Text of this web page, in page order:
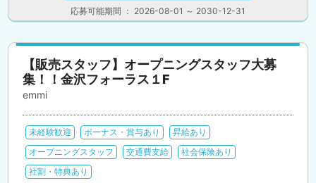
応募可能期間 ： 2026-08-01 ～ 2030-12-31
【販売スタッフ】オープニングスタッフ大募
集！！金沢フォーラス１F
emmi
未経験歓迎 ボーナス・賞与あり
昇給あり
オープニングスタッフ
交通費支給
社会保険あり
社割・特典あり